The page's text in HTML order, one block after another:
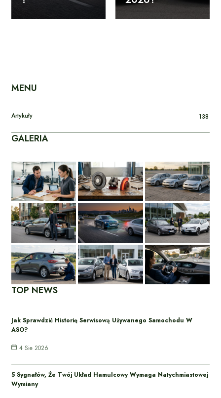
MENU
Artykuły 138
GALERIA
TOP NEWS
Jak Sprawdzić Historię Serwisową Używanego Samochodu W
ASO?
4 Sie 2026
5 Sygnałów, Że Twój Układ Hamulcowy Wymaga Natychmiastowej
Wymiany